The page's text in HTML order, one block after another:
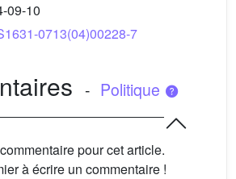
09-10
0713(04)00228-7
- Politique
pour cet article.
à écrire un commentaire !